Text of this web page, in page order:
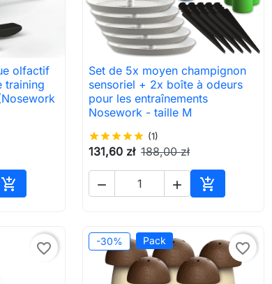
olfactif
training

Ajouter au panier
 Aperçu rapide
Set de 5x moyen champignon
sensoriel + 2x boîte à odeurs
pour les entraînements
Nosework - taille M
starstarstarstarstar (1)
131,60 zł 188,00 zł
  
Ajouter au
favorite_border -30% Pack favorite_border